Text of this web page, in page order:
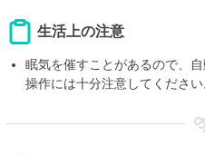
生活上の注意
眠気を催すことがあるので、
操作には十分注意してください